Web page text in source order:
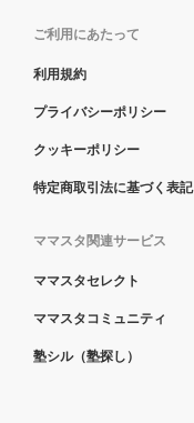
ご利用にあたって
利用規約
プライバシーポリシー
クッキーポリシー
特定商取引法に基づく表記
ママスタ関連サービス
ママスタセレクト
ママスタコミュニティ
塾シル（塾探し）